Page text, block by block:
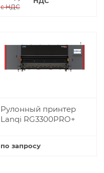
с НДС
Рулонный принтер
Lanqi RG3300PRO+
по запросу